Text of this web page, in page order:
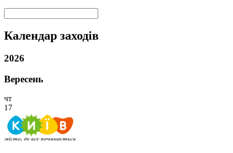
Календар заходів
2026
Вересень
чт
17